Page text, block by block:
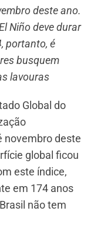
deste ano.
Niño deve durar
portanto, é
busquem
lavouras
Global do
novembro deste
global ficou
este índice,
em 174 anos
não tem